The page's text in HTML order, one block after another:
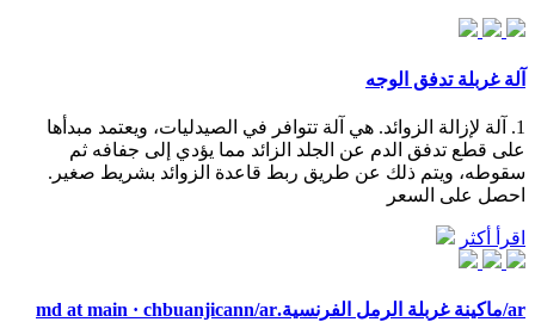
آلة غربلة تدفق الوجه
1. آلة لإزالة الزوائد. هي آلة تتوافر في الصيدليات، ويعتمد مبدأها
على قطع تدفق الدم عن الجلد الزائد مما يؤدي إلى جفافه ثم
سقوطه، ويتم ذلك عن طريق ربط قاعدة الزوائد بشريط صغير.
احصل على السعر
اقرأ أكثر
ar/ماكينة غربلة الرمل الفرنسية.md at main · chbuanjicann/ar